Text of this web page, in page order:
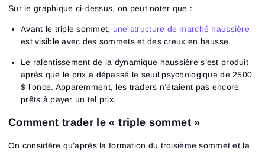
Sur le graphique ci-dessus, on peut noter que :
Avant le triple sommet, une structure de marché haussière
est visible avec des sommets et des creux en hausse.
Le ralentissement de la dynamique haussière s’est produit
après que le prix a dépassé le seuil psychologique de 2500
$ l’once. Apparemment, les traders n’étaient pas encore
prêts à payer un tel prix.
Comment trader le « triple sommet »
On considère qu’après la formation du troisième sommet et la